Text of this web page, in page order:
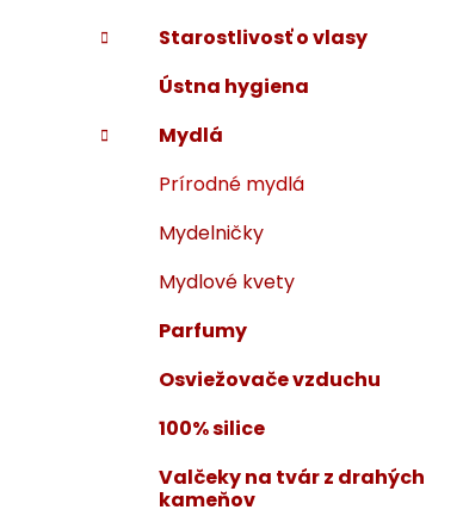
p
e
l
r
Starostlivosť o vlasy
Ústna hygiena
Mydlá
Prírodné mydlá
Mydelničky
Mydlové kvety
Parfumy
Osviežovače vzduchu
100% silice
Valčeky na tvár z drahých
kameňov